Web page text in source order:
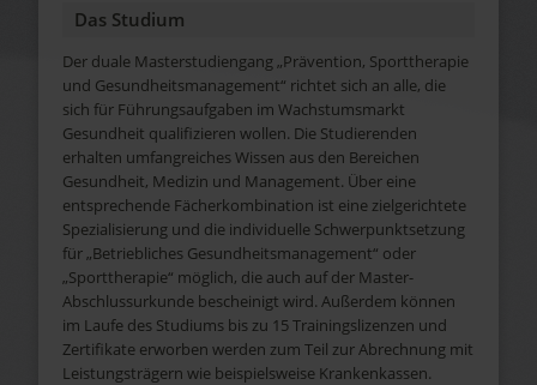
Das Studium
Der duale Masterstudiengang „Prävention, Sporttherapie
und Gesundheitsmanagement“ richtet sich an alle, die
sich für Führungsaufgaben im Wachstumsmarkt
Gesundheit qualifizieren wollen. Die Studierenden
erhalten umfangreiches Wissen aus den Bereichen
Gesundheit, Medizin und Management. Über eine
entsprechende Fächerkombination ist eine zielgerichtete
Spezialisierung und die individuelle Schwerpunktsetzung
für „Betriebliches Gesundheitsmanagement“ oder
„Sporttherapie“ möglich, die auch auf der Master-
Abschlussurkunde bescheinigt wird. Außerdem können
im Laufe des Studiums bis zu 15 Trainingslizenzen und
Zertifikate erworben werden zum Teil zur Abrechnung mit
Leistungsträgern wie beispielsweise Krankenkassen.